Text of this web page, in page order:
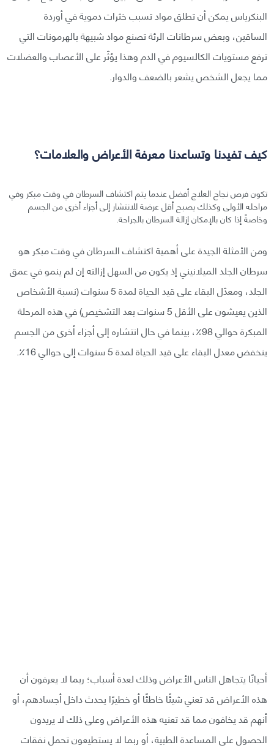
البنكرياس يمكن أن تطلق مواد تسبب خثرات دموية في أوردة
الساقين، وبعض سرطانات الرئة تصنع مواد شبيهة بالهرمونات التي
ترفع مستويات الكالسيوم في الدم وهذا يؤثّر على الأعصاب والعضلات
مما يجعل الشخص يشعر بالضعف والدوار.
كيف تفيدنا وتساعدنا معرفة الأعراض والعلامات؟
تكون فرص نجاح العلاج أفضل عندما يتم اكتشاف السرطان في وقت مبكر وفي
مراحله الأولى وكذلك يصبح أقل عرضة للانتشار إلى أجزاء أخرى من الجسم
وخاصةً إذا كان بالإمكان إزالة السرطان بالجراحة.
ومن الأمثلة الجيدة على أهمية اكتشاف السرطان في وقت مبكر هو
سرطان الجلد الميلانيني إذ يكون من السهل إزالته إن لم ينمو في عمق
الجلد، ومعدّل البقاء على قيد الحياة لمدة 5 سنوات (نسبة الأشخاص
الذين يعيشون على الأقل 5 سنوات بعد التشخيص) في هذه المرحلة
المبكرة حوالي 98٪، بينما في حال انتشاره إلى أجزاء أخرى من الجسم
ينخفض معدل البقاء على قيد الحياة لمدة 5 سنوات إلى حوالي 16٪.
أحيانًا يتجاهل الناس الأعراض وذلك لعدة أسباب؛ ربما لا يعرفون أن
هذه الأعراض قد تعني شيئًا خاطئًا أو خطيرًا يحدث داخل أجسادهم، أو
أنهم قد يخافون مما قد تعنيه هذه الأعراض وعلى ذلك لا يريدون
الحصول على المساعدة الطبية، أو ربما لا يستطيعون تحمل نفقات